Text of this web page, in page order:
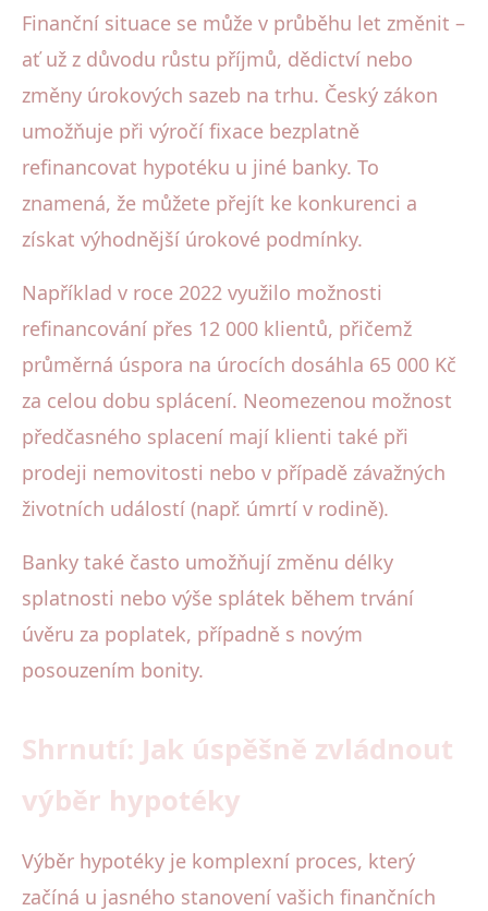
Finanční situace se může v průběhu let změnit –
ať už z důvodu růstu příjmů, dědictví nebo
změny úrokových sazeb na trhu. Český zákon
umožňuje při výročí fixace bezplatně
refinancovat hypotéku u jiné banky. To
znamená, že můžete přejít ke konkurenci a
získat výhodnější úrokové podmínky.
Například v roce 2022 využilo možnosti
refinancování přes 12 000 klientů, přičemž
průměrná úspora na úrocích dosáhla 65 000 Kč
za celou dobu splácení. Neomezenou možnost
předčasného splacení mají klienti také při
prodeji nemovitosti nebo v případě závažných
životních událostí (např. úmrtí v rodině).
Banky také často umožňují změnu délky
splatnosti nebo výše splátek během trvání
úvěru za poplatek, případně s novým
posouzením bonity.
Shrnutí: Jak úspěšně zvládnout
výběr hypotéky
Výběr hypotéky je komplexní proces, který
začíná u jasného stanovení vašich finančních